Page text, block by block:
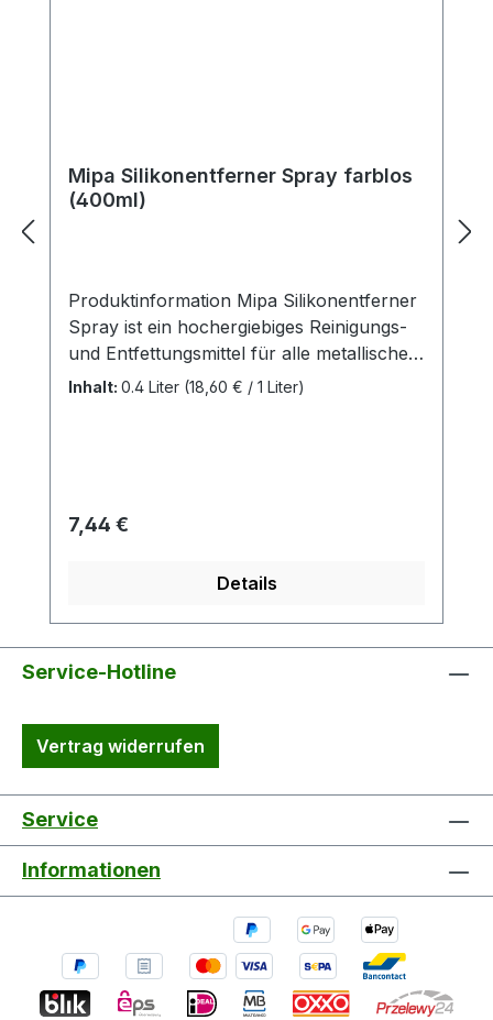
Mipa Silikonentferner Spray farblos
(400ml)
Produktinformation Mipa Silikonentferner
Spray ist ein hochergiebiges Reinigungs-
und Entfettungsmittel für alle metallischen
und polymeren Werkstoffe. Entfernt
Werkstoffen Universell einsetzbar gegen
Fette, Öle, Wachse, Verschmutzungen,
metallischen und polymeren Werkstoffen,
Lack- und Füllerflächen. Farbton: farblos
Vorbereitung: Dose vor Gebrauch kräftig
+10°C. und bis 80% relative
Luftfeuchtigkeit Lagerung: Gut
Räumen 2 Jahre lagerfähig. VOC-
Gesetzgebung: EU-Grenzwert für das
Produkt enthält maximal 743 g/l VOC
(P101) Ist ärztlicher Rat erforderlich,
Verpackung oder Kennzeichnungsetikett
bereithalten. (P102) Darf nicht in die
Inhalt: 0.4 Liter (18,60 € / 1 Liter)
Regulärer Preis:
7,44 €
Details
Service-Hotline
Vertrag widerrufen
Service
Informationen